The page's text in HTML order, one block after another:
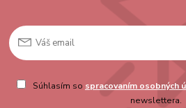
Súhlasím so spracovaním osobných
newslettera.